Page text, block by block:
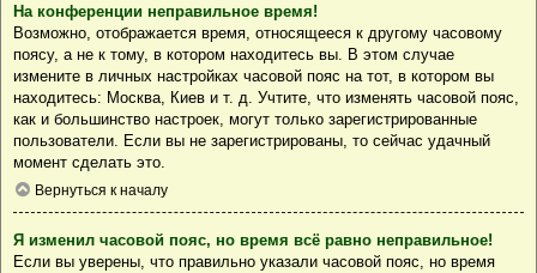
На конференции неправильное время!
Возможно, отображается время, относящееся к другому часовому
поясу, а не к тому, в котором находитесь вы. В этом случае
измените в личных настройках часовой пояс на тот, в котором вы
находитесь: Москва, Киев и т. д. Учтите, что изменять часовой пояс,
как и большинство настроек, могут только зарегистрированные
пользователи. Если вы не зарегистрированы, то сейчас удачный
момент сделать это.
Вернуться к началу
Я изменил часовой пояс, но время всё равно неправильное!
Если вы уверены, что правильно указали часовой пояс, но время